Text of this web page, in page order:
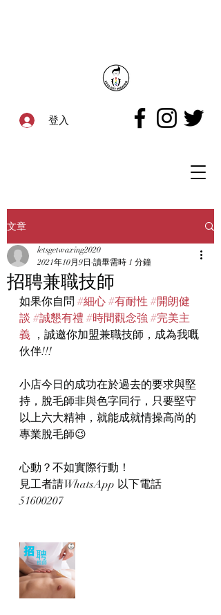
登入
文章
招聘兼職技師
letsgetwaxing2020
2021年10月9日 讀畢需時 1 分鐘
如果你自問 #細心 #有耐性 #開朗健
談 #誠懇有禮 #時間觀念強 #完美主
義 ，誠邀你加盟兼職技師，成為我嘅
伙伴!!!
小店今日的成功在於過去的要求與堅
持，脫毛師非與色字同行，只要堅守
以上六大精神，就能成就情操高尚的
專業脫毛師😉
心動？不如實際行動！
見工者請WhatsApp 以下電話
51600207